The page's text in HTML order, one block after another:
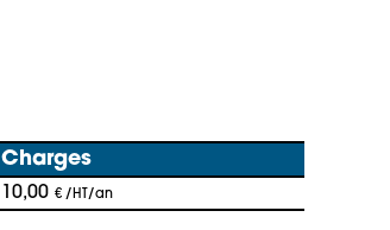
Charges
10,00 € /HT/an